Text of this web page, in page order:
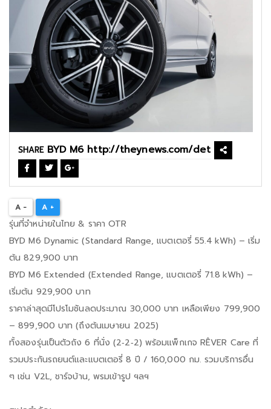
SHARE
A - A +
รุ่นที่จำหน่ายในไทย & ราคา OTR
BYD M6 Dynamic (Standard Range, แบตเตอรี่ 55.4 kWh) – เริ่ม
ต้น 829,900 บาท
BYD M6 Extended (Extended Range, แบตเตอรี่ 71.8 kWh) –
เริ่มต้น 929,900 บาท
ราคาล่าสุดมีโปรโมชันลดประมาณ 30,000 บาท เหลือเพียง 799,900
– 899,900 บาท (ถึงต้นเมษายน 2025)
ทั้งสองรุ่นเป็นตัวถัง 6 ที่นั่ง (2‑2‑2) พร้อมแพ็กเกจ RÊVER Care ที่
รวมประกันรถยนต์และแบตเตอรี่ 8 ปี / 160,000 กม. รวมบริการอื่น
ๆ เช่น V2L, ชาร์จบ้าน, พรมเข้ารูป ฯลฯ